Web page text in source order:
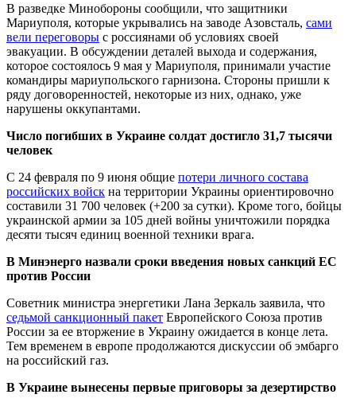
В разведке Минобороны сообщили, что защитники
Мариуполя, которые укрывались на заводе Азовсталь, сами
вели переговоры с россиянами об условиях своей
эвакуации. В обсуждении деталей выхода и содержания,
которое состоялось 9 мая у Мариуполя, принимали участие
командиры мариупольского гарнизона. Стороны пришли к
ряду договоренностей, некоторые из них, однако, уже
нарушены оккупантами.
Число погибших в Украине солдат достигло 31,7 тысячи
человек
С 24 февраля по 9 июня общие потери личного состава
российских войск на территории Украины ориентировочно
составили 31 700 человек (+200 за сутки). Кроме того, бойцы
украинской армии за 105 дней войны уничтожили порядка
десяти тысяч единиц военной техники врага.
В Минэнерго назвали сроки введения новых санкций ЕС
против России
Советник министра энергетики Лана Зеркаль заявила, что
седьмой санкционный пакет Европейского Союза против
России за ее вторжение в Украину ожидается в конце лета.
Тем временем в европе продолжаются дискуссии об эмбарго
на российский газ.
В Украине вынесены первые приговоры за дезертирство